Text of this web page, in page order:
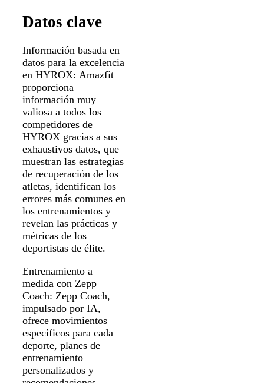
Datos clave
Información basada en
datos para la excelencia
en HYROX: Amazfit
proporciona
información muy
valiosa a todos los
competidores de
HYROX gracias a sus
exhaustivos datos, que
muestran las estrategias
de recuperación de los
atletas, identifican los
errores más comunes en
los entrenamientos y
revelan las prácticas y
métricas de los
deportistas de élite.
Entrenamiento a
medida con Zepp
Coach: Zepp Coach,
impulsado por IA,
ofrece movimientos
específicos para cada
deporte, planes de
entrenamiento
personalizados y